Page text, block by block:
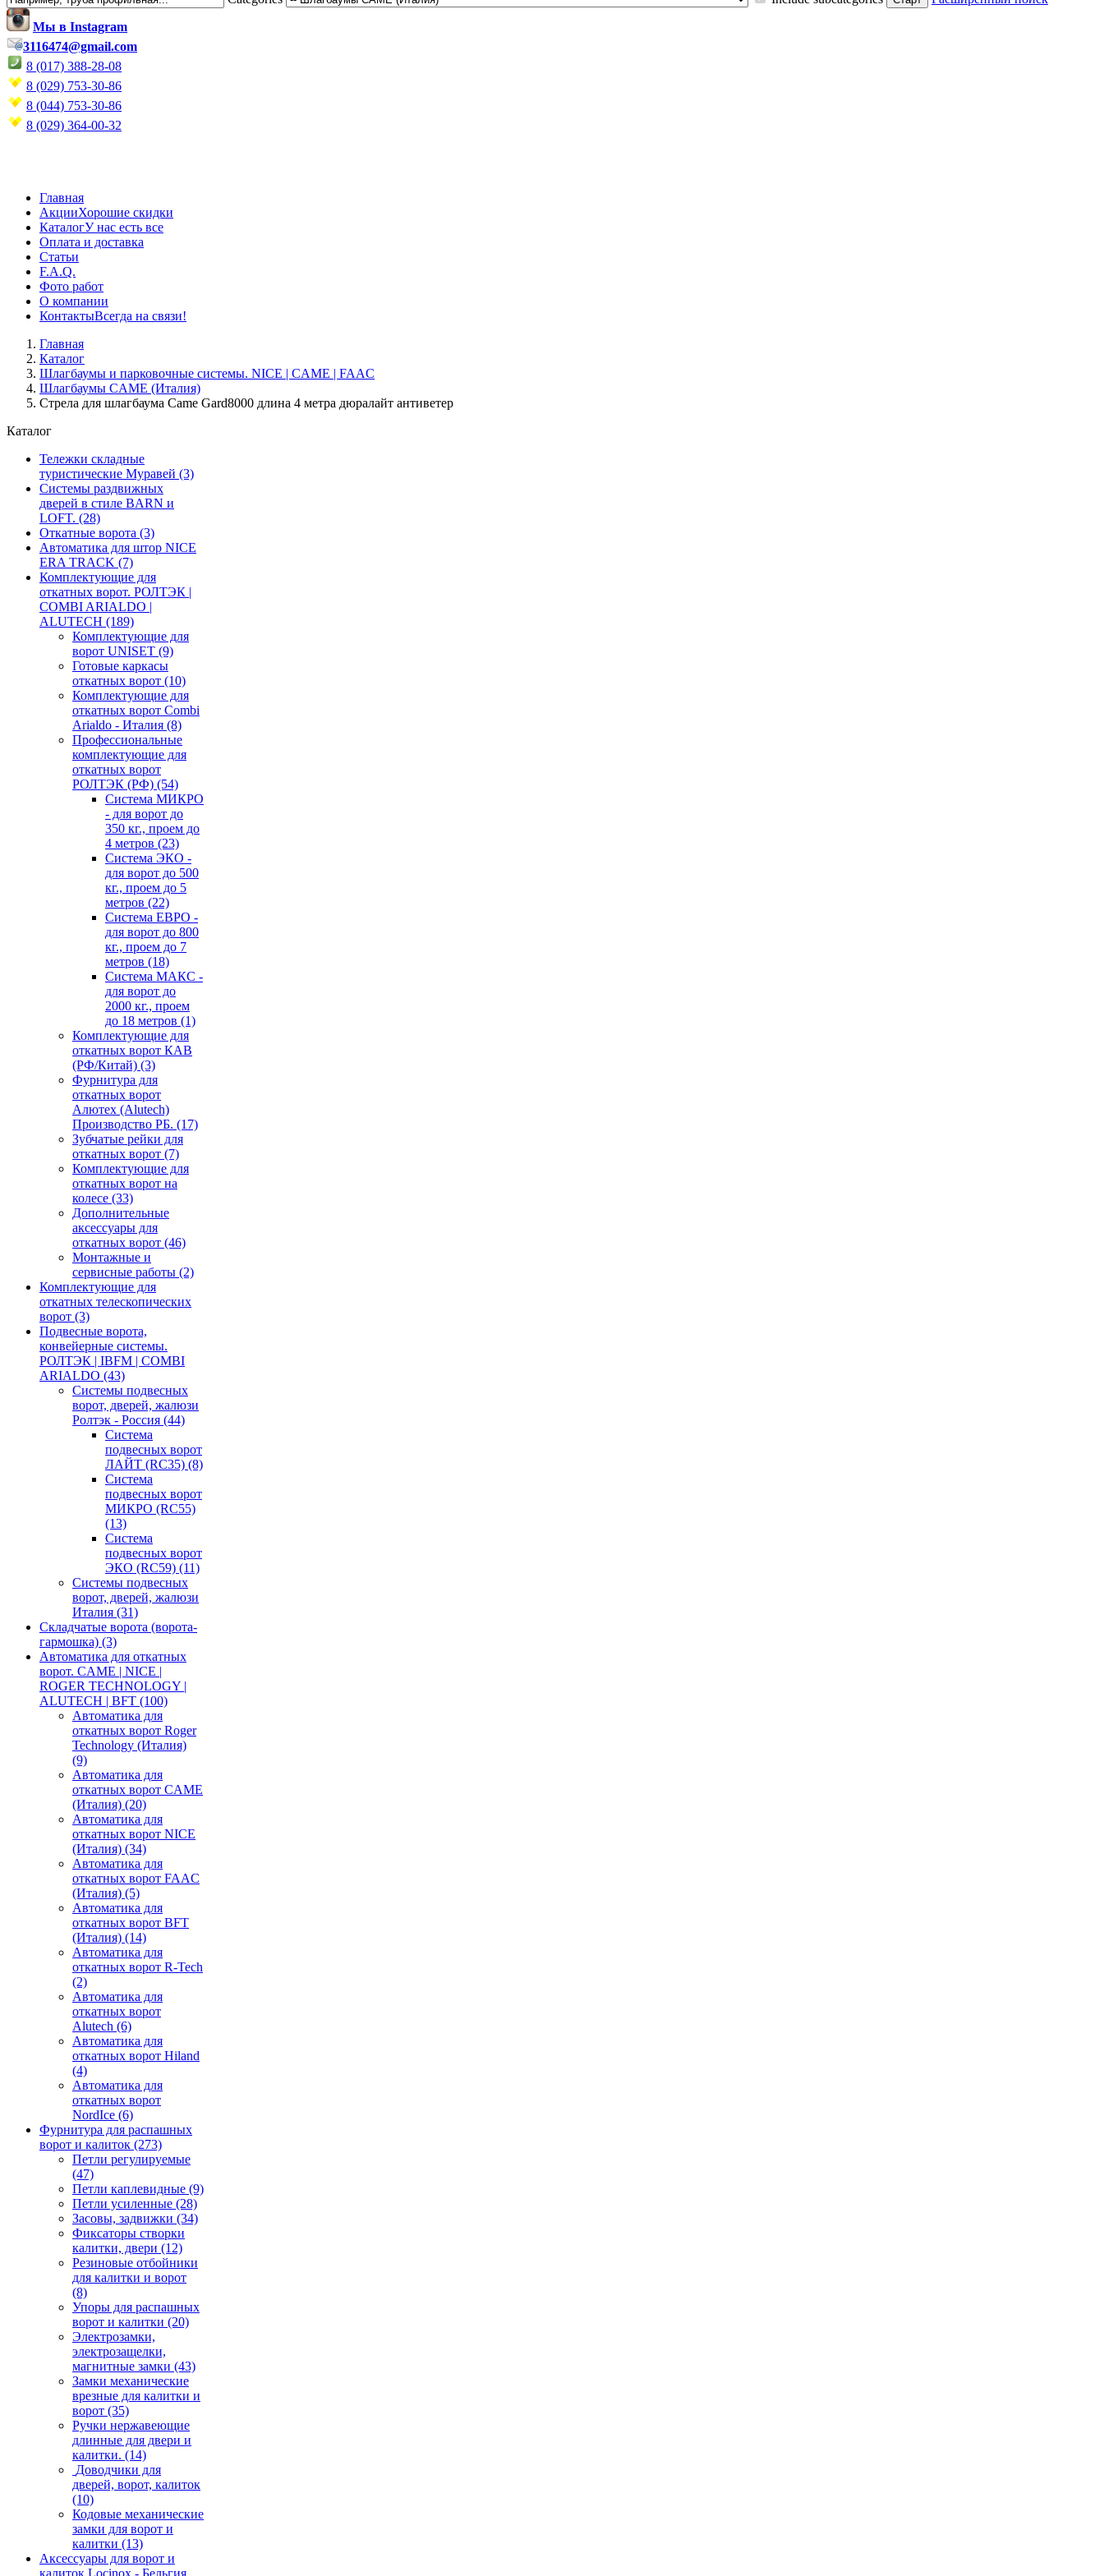
Мы в Instagram
3116474@gmail.com
8 (017) 388-28-08
8 (029) 753-30-86
8 (044) 753-30-86
8 (029) 364-00-32
Главная
АкцииХорошие скидки
КаталогУ нас есть все
Оплата и доставка
Статьи
F.A.Q.
Фото работ
О компании
КонтактыВсегда на связи!
Главная
Каталог
Шлагбаумы и парковочные системы. NICE | CAME | FAAC
Шлагбаумы CAME (Италия)
Стрела для шлагбаума Came Gard8000 длина 4 метра дюралайт антиветер
Каталог
Тележки складные
туристические Муравей (3)
Системы раздвижных
дверей в стиле BARN и
LOFT. (28)
Откатные ворота (3)
Автоматика для штор NICE
ERA TRACK (7)
Комплектующие для
откатных ворот. РОЛТЭК |
COMBI ARIALDO |
ALUTECH (189)
Комплектующие для
ворот UNISET (9)
Готовые каркасы
откатных ворот (10)
Комплектующие для
откатных ворот Combi
Arialdo - Италия (8)
Профессиональные
комплектующие для
откатных ворот
РОЛТЭК (РФ) (54)
Система МИКРО
- для ворот до
350 кг., проем до
4 метров (23)
Система ЭКО -
для ворот до 500
кг., проем до 5
метров (22)
Система ЕВРО -
для ворот до 800
кг., проем до 7
метров (18)
Система МАКС -
для ворот до
2000 кг., проем
до 18 метров (1)
Комплектующие для
откатных ворот КАВ
(РФ/Китай) (3)
Фурнитура для
откатных ворот
Алютех (Alutech)
Производство РБ. (17)
Зубчатые рейки для
откатных ворот (7)
Комплектующие для
откатных ворот на
колесе (33)
Дополнительные
аксессуары для
откатных ворот (46)
Монтажные и
сервисные работы (2)
Комплектующие для
откатных телескопических
ворот (3)
Подвесные ворота,
конвейерные системы.
РОЛТЭК | IBFM | COMBI
ARIALDO (43)
Системы подвесных
ворот, дверей, жалюзи
Ролтэк - Россия (44)
Система
подвесных ворот
ЛАЙТ (RC35) (8)
Система
подвесных ворот
МИКРО (RC55)
(13)
Система
подвесных ворот
ЭКО (RC59) (11)
Системы подвесных
ворот, дверей, жалюзи
Италия (31)
Складчатые ворота (ворота-
гармошка) (3)
Автоматика для откатных
ворот. CAME | NICE |
ROGER TECHNOLOGY |
ALUTECH | BFT (100)
Автоматика для
откатных ворот Roger
Technology (Италия)
(9)
Автоматика для
откатных ворот CAME
(Италия) (20)
Автоматика для
откатных ворот NICE
(Италия) (34)
Автоматика для
откатных ворот FAAC
(Италия) (5)
Автоматика для
откатных ворот BFT
(Италия) (14)
Автоматика для
откатных ворот R-Tech
(2)
Автоматика для
откатных ворот
Alutech (6)
Автоматика для
откатных ворот Hiland
(4)
Автоматика для
откатных ворот
NordIce (6)
Фурнитура для распашных
ворот и калиток (273)
Петли регулируемые
(47)
Петли каплевидные (9)
Петли усиленные (28)
Засовы, задвижки (34)
Фиксаторы створки
калитки, двери (12)
Резиновые отбойники
для калитки и ворот
(8)
Упоры для распашных
ворот и калитки (20)
Электрозамки,
электрозащелки,
магнитные замки (43)
Замки механические
врезные для калитки и
ворот (35)
Ручки нержавеющие
длинные для двери и
калитки. (14)
Доводчики для
дверей, ворот, калиток
(10)
Кодовые механические
замки для ворот и
калитки (13)
Аксессуары для ворот и
калиток Locinox - Бельгия